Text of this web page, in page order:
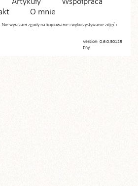
O mnie
wyrażam zgody na kopiowanie i wykorzystywanie zdjęć i
Version: 0.6.0.30125
tiny